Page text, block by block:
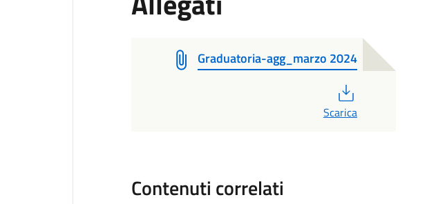
Graduatoria-agg_marzo 2024
Scarica
Contenuti correlati